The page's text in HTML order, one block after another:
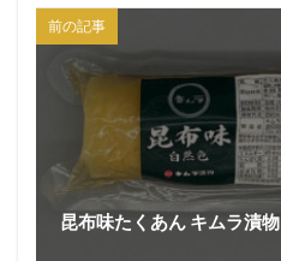
前の記事
昆布味たくあん キムラ漬物